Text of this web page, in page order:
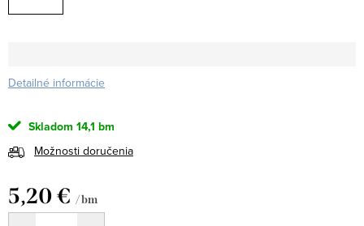
Detailné informácie
Skladom 14,1 bm
Možnosti doručenia
5,20 € / bm